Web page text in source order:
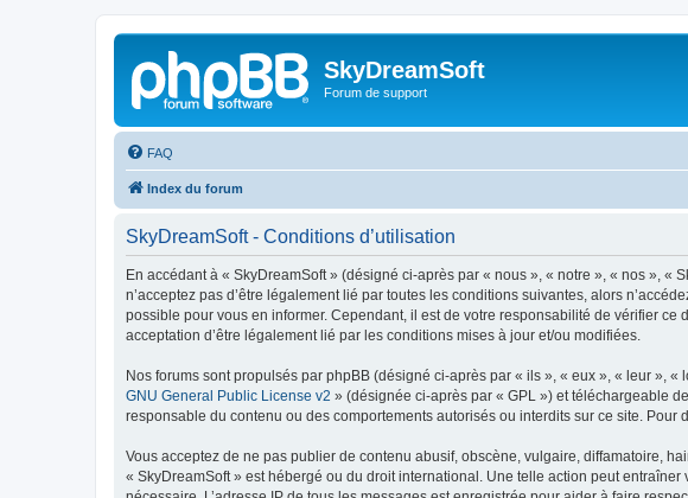
SkyDreamSoft
Forum de support
FAQ
Index du forum
SkyDreamSoft - Conditions d’utilisation
En accédant à « SkyDreamSoft » (désigné ci-après par « nous », « notre », « nos », «
n’acceptez pas d’être légalement lié par toutes les conditions suivantes, alors
possible pour vous en informer. Cependant, il est de votre responsabilité de vérifier
acceptation d’être légalement lié par les conditions mises à jour et/ou modifiées.
Nos forums sont propulsés par phpBB (désigné ci-après par « ils », « eux », « leur »,
GNU General Public License v2 » (désignée ci-après par « GPL ») et téléchargeable
responsable du contenu ou des comportements autorisés ou interdits sur ce site.
Vous acceptez de ne pas publier de contenu abusif, obscène, vulgaire, diffamatoire,
« SkyDreamSoft » est hébergé ou du droit international. Une telle action peut